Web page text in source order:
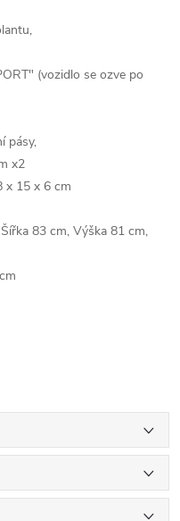
(vozidlo se ozve po
pásy,
x2
x 15 x 6 cm
83 cm, Výška 81 cm,